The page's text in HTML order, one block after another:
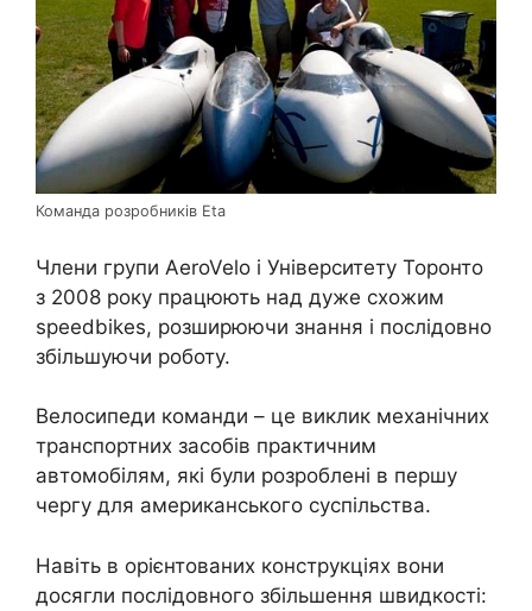
Команда розробників Eta
Члени групи AeroVelo і Університету Торонто
з 2008 року працюють над дуже схожим
speedbikes, розширюючи знання і послідовно
збільшуючи роботу.
Велосипеди команди – це виклик механічних
транспортних засобів практичним
автомобілям, які були розроблені в першу
чергу для американського суспільства.
Навіть в орієнтованих конструкціях вони
досягли послідовного збільшення швидкості: